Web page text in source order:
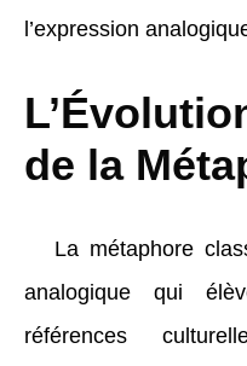
l’expression
de la
La métaphore
analogique qui
références